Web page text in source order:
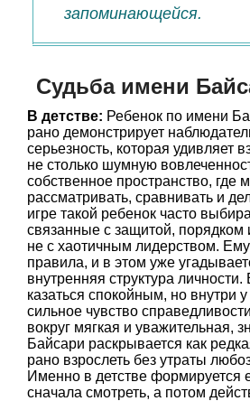
запоминающейся.
Судьба имени
В детстве: Ребенок по имени
рано демонстрирует
серьезность, которая удивляет
не столько шумную
собственное пространство, где
рассматривать, сравнивать и
игре такой ребенок часто
связанные с защитой, порядком
не с хаотичным лидерством.
правила, и в этом уже
внутренняя структура
казаться спокойным, но внутри
сильное чувство
вокруг мягкая и уважительная,
Байсари раскрывается как
рано взрослеть без утраты
Именно в детстве формируется
сначала смотреть, а потом